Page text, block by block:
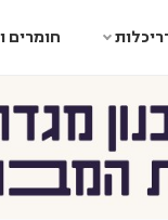
חומרים